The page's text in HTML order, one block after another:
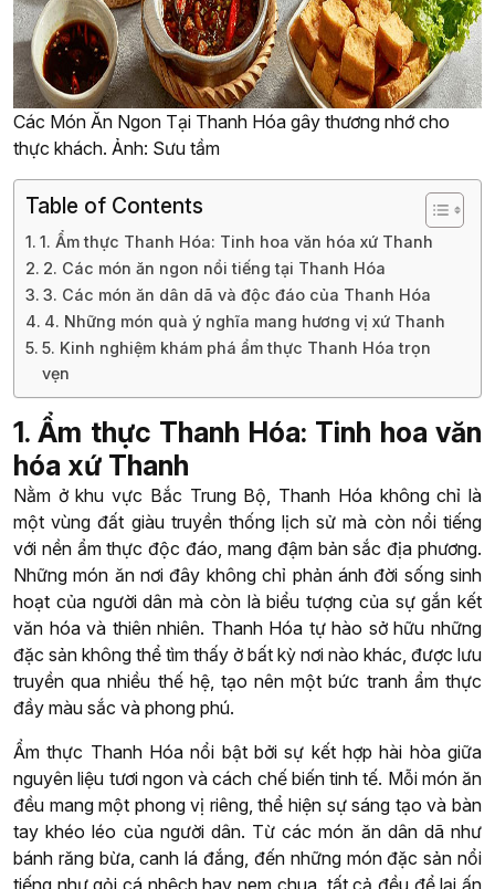
Các Món Ăn Ngon Tại Thanh Hóa gây thương nhớ cho
thực khách. Ảnh: Sưu tầm
Table of Contents
1. Ẩm thực Thanh Hóa: Tinh hoa văn hóa xứ Thanh
2. Các món ăn ngon nổi tiếng tại Thanh Hóa
3. Các món ăn dân dã và độc đáo của Thanh Hóa
4. Những món quà ý nghĩa mang hương vị xứ Thanh
5. Kinh nghiệm khám phá ẩm thực Thanh Hóa trọn
vẹn
1. Ẩm thực Thanh Hóa: Tinh hoa văn
hóa xứ Thanh
Nằm ở khu vực Bắc Trung Bộ, Thanh Hóa không chỉ là
một vùng đất giàu truyền thống lịch sử mà còn nổi tiếng
với nền ẩm thực độc đáo, mang đậm bản sắc địa phương.
Những món ăn nơi đây không chỉ phản ánh đời sống sinh
hoạt của người dân mà còn là biểu tượng của sự gắn kết
văn hóa và thiên nhiên. Thanh Hóa tự hào sở hữu những
đặc sản không thể tìm thấy ở bất kỳ nơi nào khác, được lưu
truyền qua nhiều thế hệ, tạo nên một bức tranh ẩm thực
đầy màu sắc và phong phú.
Ẩm thực Thanh Hóa nổi bật bởi sự kết hợp hài hòa giữa
nguyên liệu tươi ngon và cách chế biến tinh tế. Mỗi món ăn
đều mang một phong vị riêng, thể hiện sự sáng tạo và bàn
tay khéo léo của người dân. Từ các món ăn dân dã như
bánh răng bừa, canh lá đắng, đến những món đặc sản nổi